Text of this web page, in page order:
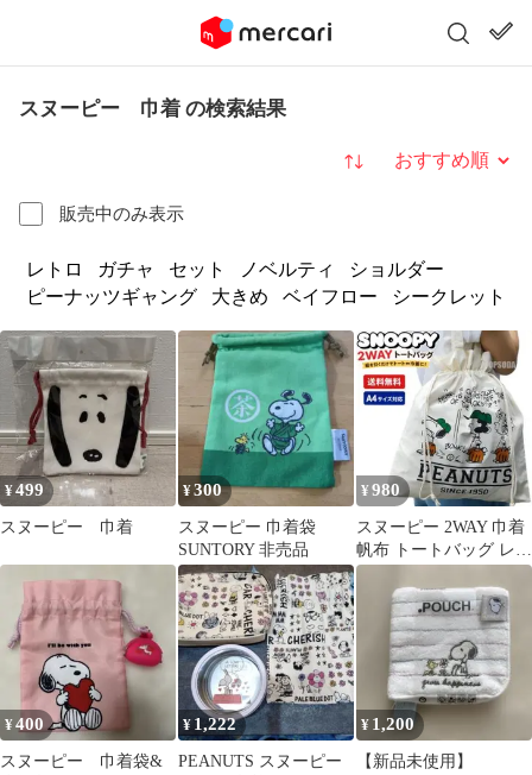
スヌーピー 巾着 の検索結果
販売中のみ表示
並び替え
レトロ ガチャ セット ノベルティ
ショルダー
ピーナッツギャング
大きめ ベイフロー シークレット
¥499
スヌーピー 巾着
¥300
スヌーピー 巾着袋
SUNTORY 非売品
¥ 980
スヌーピー 2WAY 巾着
帆布 トートバッグ レデ
ィース エコバッグ 野球
¥400
スヌーピー 巾着袋&
¥ 1,222
PEANUTS スヌーピー
¥ 1,200
【新品未使用】